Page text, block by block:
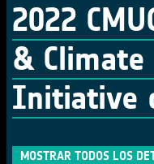
2022
& Climate
Initiative
MOSTRAR TODOS LOS